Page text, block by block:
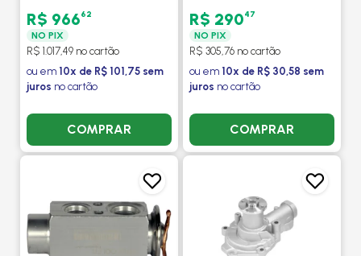
COM AR MANUAL - DELPHI
R$ 96662
NO PIX
R$ 1.017,49 no cartão
ou em 10x de R$ 101,75 sem
juros no cartão
COMPRAR
PROCOOLER
R$ 29047
NO PIX
R$ 305,76 no cartão
ou em 10x de R$ 30,58 sem
juros no cartão
COMPRAR